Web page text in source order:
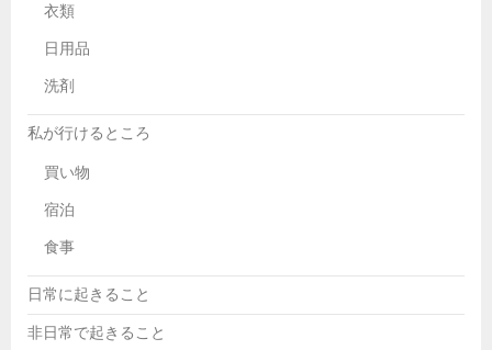
衣類
日用品
洗剤
私が行けるところ
買い物
宿泊
食事
日常に起きること
非日常で起きること